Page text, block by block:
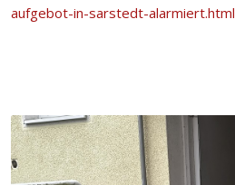
aufgebot-in-sarstedt-alarmiert.html